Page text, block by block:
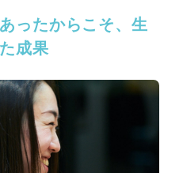
ったからこそ、生
成果